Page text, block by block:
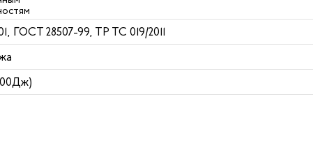
ГОСТ 28507-99, ТР ТС 019/2011